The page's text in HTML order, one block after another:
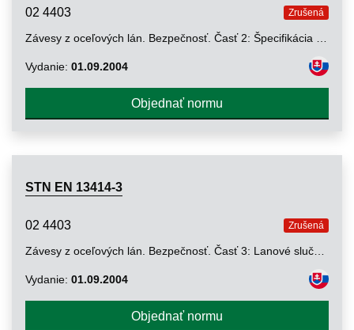
02 4403 Zrušená
Vydanie: 01.09.2004
Objednať normu
STN EN 13414-3
02 4403 Zrušená
Vydanie: 01.09.2004
Objednať normu